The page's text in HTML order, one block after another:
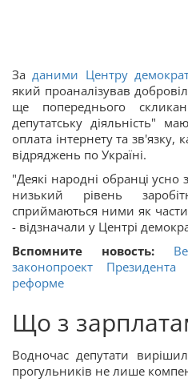
Заданими Центру
який проаналізував
ще попереднього
депутатську діяльність"
оплата інтернету та зв'язку,
відряджень по Україні.
"Деякі народні обранці
низький рівень
сприймаються ними як
- відзначали у Центрі
Вспомните новость:
законопроект
реформе
Що з
Водночас депутати
прогульників не лише